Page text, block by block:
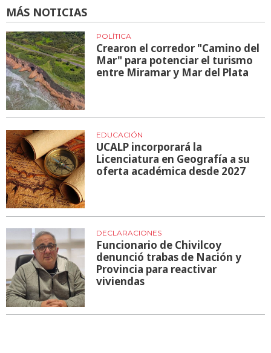
MÁS NOTICIAS
POLÍTICA
Crearon el corredor "Camino del
Mar" para potenciar el turismo
entre Miramar y Mar del Plata
EDUCACIÓN
UCALP incorporará la
Licenciatura en Geografía a su
oferta académica desde 2027
DECLARACIONES
Funcionario de Chivilcoy
denunció trabas de Nación y
Provincia para reactivar
viviendas